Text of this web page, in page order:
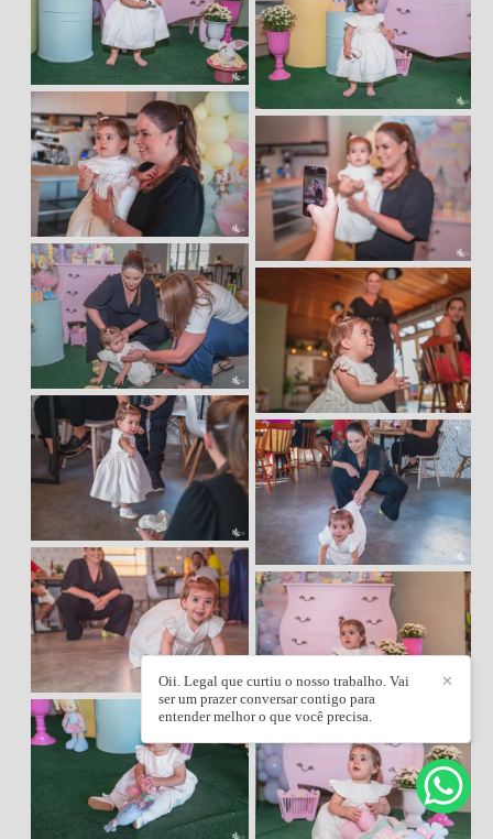
✕
Oii. Legal que curtiu o nosso trabalho. Vai
ser um prazer conversar contigo para
entender melhor o que você precisa.